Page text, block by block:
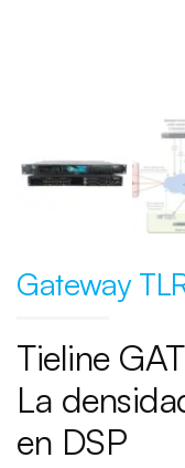
Gateway
Tieline
La
en DSP